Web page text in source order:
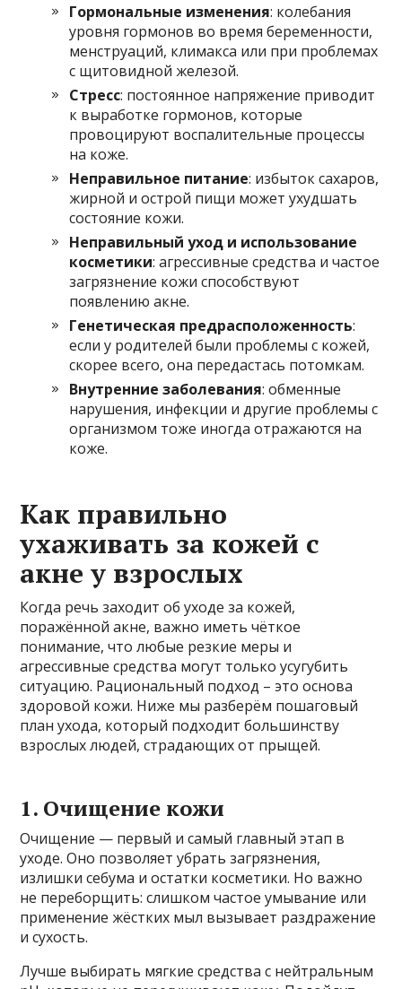
Гормональные изменения: колебания
уровня гормонов во время беременности,
менструаций, климакса или при проблемах
с щитовидной железой.
Стресс: постоянное напряжение приводит
к выработке гормонов, которые
провоцируют воспалительные процессы
на коже.
Неправильное питание: избыток сахаров,
жирной и острой пищи может ухудшать
состояние кожи.
Неправильный уход и использование
косметики: агрессивные средства и частое
загрязнение кожи способствуют
появлению акне.
Генетическая предрасположенность:
если у родителей были проблемы с кожей,
скорее всего, она передастась потомкам.
Внутренние заболевания: обменные
нарушения, инфекции и другие проблемы с
организмом тоже иногда отражаются на
коже.
Как правильно
ухаживать за кожей с
акне у взрослых
Когда речь заходит об уходе за кожей,
поражённой акне, важно иметь чёткое
понимание, что любые резкие меры и
агрессивные средства могут только усугубить
ситуацию. Рациональный подход – это основа
здоровой кожи. Ниже мы разберём пошаговый
план ухода, который подходит большинству
взрослых людей, страдающих от прыщей.
1. Очищение кожи
Очищение — первый и самый главный этап в
уходе. Оно позволяет убрать загрязнения,
излишки себума и остатки косметики. Но важно
не переборщить: слишком частое умывание или
применение жёстких мыл вызывает раздражение
и сухость.
Лучше выбирать мягкие средства с нейтральным